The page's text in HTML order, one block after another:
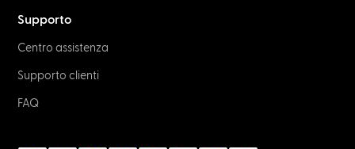
Supporto
Centro assistenza
Supporto clienti
FAQ